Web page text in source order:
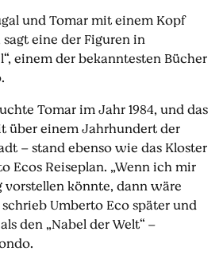
und Tomar mit einem Kopf
sagt eine der Figuren in
einem der bekanntesten Bücher
Tomar im Jahr 1984, und das
über einem Jahrhundert der
– stand ebenso wie das Kloster
Ecos Reiseplan. „Wenn ich mir
vorstellen könnte, dann wäre
schrieb Umberto Eco später und
den „Nabel der Welt“ –